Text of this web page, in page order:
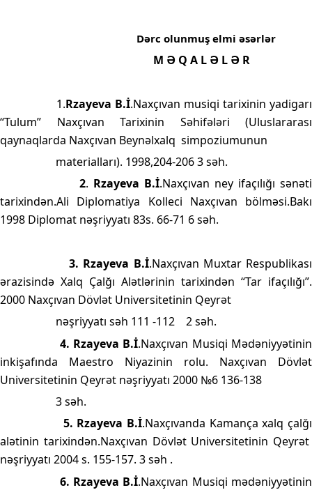
Dərc olunmuş elmi əsərlər
M Ə Q A L Ə L Ə R
1.Rzayeva B.İ.Naxçıvan musiqi tarixinin yadigarı
“Tulum” Naxçıvan Tarixinin Səhifələri (Uluslararası
qaynaqlarda Naxçıvan Beynəlxalq simpoziumunun
materialları). 1998,204-206 3 səh.
2. Rzayeva B.İ.Naxçıvan ney ifaçılığı sənəti
tarixindən.Ali Diplomatiya Kolleci Naxçıvan bölməsi.Bakı
1998 Diplomat nəşriyyatı 83s. 66-71 6 səh.
3. Rzayeva B.İ.Naxçıvan Muxtar Respublikası
ərazisində Xalq Çalğı Alətlərinin tarixindən “Tar ifaçılığı”.
2000 Naxçıvan Dövlət Universitetinin Qeyrət
nəşriyyatı səh 111 -112
2 səh.
4. Rzayeva B.İ.Naxçıvan Musiqi Mədəniyyətinin
inkişafında Maestro Niyazinin rolu. Naxçıvan Dövlət
Universitetinin Qeyrət nəşriyyatı 2000 №6 136-138
3 səh.
5. Rzayeva B.İ.Naxçıvanda Kamança xalq çalğı
alətinin tarixindən.Naxçıvan Dövlət Universitetinin Qeyrət
nəşriyyatı 2004 s. 155-157. 3 səh .
6. Rzayeva B.İ.Naxçıvan Musiqi mədəniyyətinin